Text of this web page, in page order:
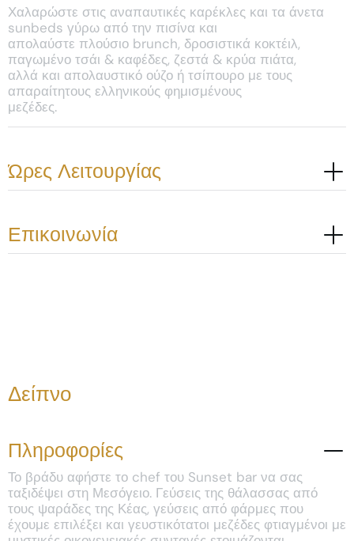
Χαλαρώστε στις αναπαυτικές καρέκλες και τα άνετα
sunbeds γύρω από την πισίνα και
απολαύστε πλούσιο brunch, δροσιστικά κοκτέιλ,
παγωμένο τσάι & καφέδες, ζεστά & κρύα πιάτα,
αλλά και απολαυστικό ούζο ή τσίπουρο με τους
απαραίτητους ελληνικούς φημισμένους
μεζέδες.
Ώρες Λειτουργίας
Επικοινωνία
Δείπνο
Πληροφορίες
Το βράδυ αφήστε το chef του Sunset bar να σας
ταξιδέψει στη Μεσόγειο. Γεύσεις της θάλασσας από
τους ψαράδες της Κέας, γεύσεις από φάρμες που
έχουμε επιλέξει και γευστικότατοι μεζέδες φτιαγμένοι με